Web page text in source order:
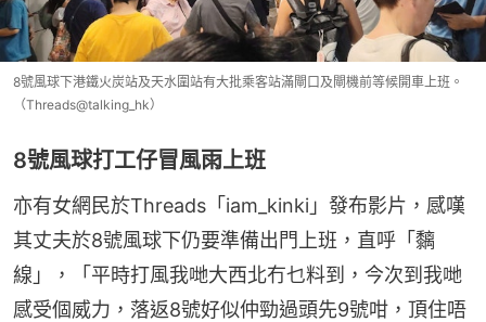
8號風球下港鐵火炭站及天水圍站有大批乘客站滿閘口及閘機前等候開車上班。
（Threads@talking_hk）
8號風球打工仔冒風雨上班
亦有女網民於Threads「iam_kinki」發布影片，感嘆
其丈夫於8號風球下仍要準備出門上班，直呼「黐
線」，「平時打風我哋大西北冇乜料到，今次到我哋
感受個威力，落返8號好似仲勁過頭先9號咁，頂住唔